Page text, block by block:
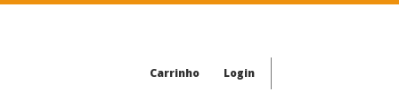
Carrinho Login